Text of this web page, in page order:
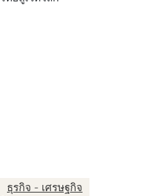
ธุรกิจ - เศรษฐกิจ